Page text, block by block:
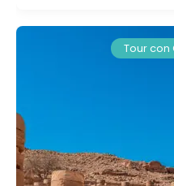
Tour con